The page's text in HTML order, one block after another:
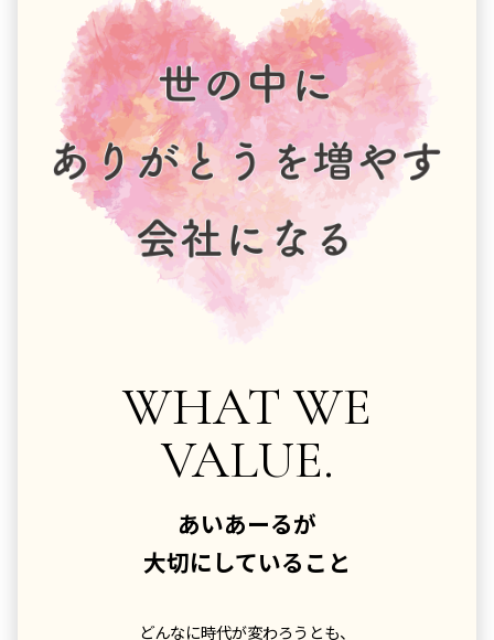
WHAT WE
VALUE.
あいあーるが
大切にしていること
どんなに時代が変わろうとも、